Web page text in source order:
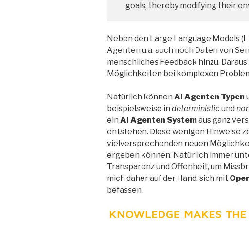
goals, thereby modifying their
Neben den Large Language Models
Agenten u.a. auch noch Daten von
menschliches Feedback hinzu.
Möglichkeiten bei komplexen
Natürlich können AI Agenten Typen
beispielsweise in deterministicund
ein AI Agenten Systemaus ganz
entstehen. Diese wenigen Hinweise
vielversprechenden neuen
ergeben können. Natürlich immer
Transparenz und Offenheit, um
mich daher auf der Hand. sich mit
befassen.